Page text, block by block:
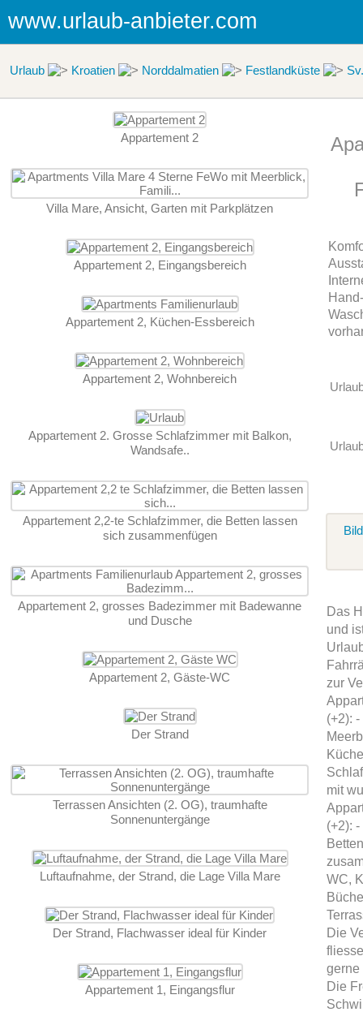
www.urlaub-anbieter.com
Urlaub Kroatien Norddalmatien Festlandküste
Appartement 2
Villa Mare, Ansicht, Garten mit Parkplätzen
Appartement 2, Eingangsbereich
Appartement 2, Küchen-Essbereich
Appartement 2, Wohnbereich
Appartement 2. Grosse Schlafzimmer mit Balkon,
Wandsafe..
Appartement 2,2-te Schlafzimmer, die Betten lassen
sich zusammenfügen
Appartement 2, grosses Badezimmer mit Badewanne
und Dusche
Appartement 2, Gäste-WC
Der Strand
Terrassen Ansichten (2. OG), traumhafte
Sonnenuntergänge
Luftaufnahme, der Strand, die Lage Villa Mare
Der Strand, Flachwasser ideal für Kinder
Appartement 1, Eingangsflur
Das
und
zur
(+2):
mit
(+2):
WC,
Die
gerne
Die